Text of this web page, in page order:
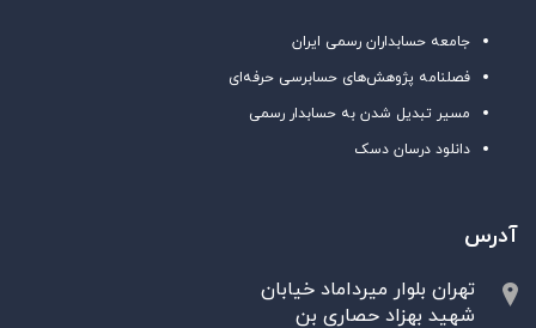
جامعه حسابداران رسمی ایران
فصلنامه پژوهش‌های حسابرسی حرفه‌ای
مسیر تبدیل شدن به حسابدار رسمی
دانلود درسان دسک
آدرس
تهران بلوار میرداماد خیابان
شهید بهزاد حصاری بن